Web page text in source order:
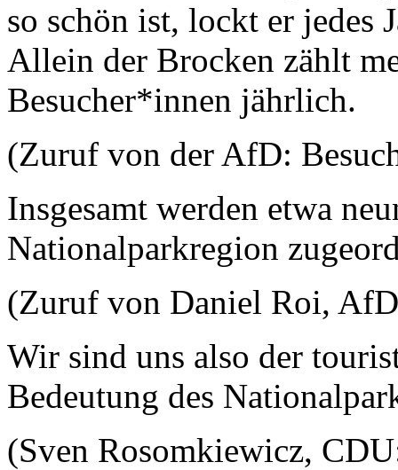
so schön ist, lockt er
Allein der Brocken zählt
Besucher*innen jährlich.
(Zuruf von der AfD:
Insgesamt werden etwa
Nationalparkregion
(Zuruf von Daniel Roi,
Wir sind uns also der
Bedeutung des
(Sven Rosomkiewicz,